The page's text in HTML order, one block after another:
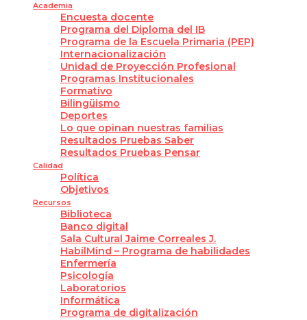
Academia
Encuesta docente
Programa del Diploma del IB
Programa de la Escuela Primaria (PEP)
Internacionalización
Unidad de Proyección Profesional
Programas Institucionales
Formativo
Bilingüismo
Deportes
Lo que opinan nuestras familias
Resultados Pruebas Saber
Resultados Pruebas Pensar
Calidad
Política
Objetivos
Recursos
Biblioteca
Banco digital
Sala Cultural Jaime Correales J.
HabilMind – Programa de habilidades
Enfermería
Psicología
Laboratorios
Informática
Programa de digitalización